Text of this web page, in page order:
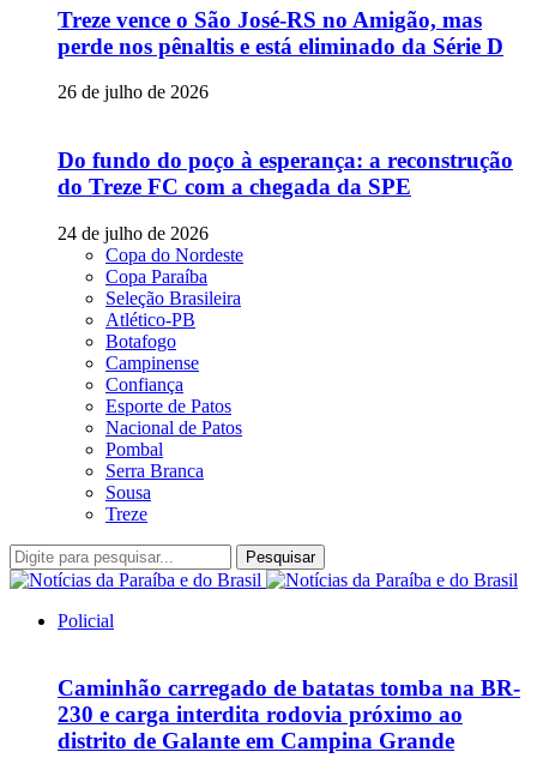
Treze vence o São José-RS no Amigão, mas
perde nos pênaltis e está eliminado da Série D
26 de julho de 2026
Do fundo do poço à esperança: a reconstrução
do Treze FC com a chegada da SPE
24 de julho de 2026
Copa do Nordeste
Copa Paraíba
Seleção Brasileira
Atlético-PB
Botafogo
Campinense
Confiança
Esporte de Patos
Nacional de Patos
Pombal
Serra Branca
Sousa
Treze
Pesquisar
Policial
Caminhão carregado de batatas tomba na BR-
230 e carga interdita rodovia próximo ao
distrito de Galante em Campina Grande